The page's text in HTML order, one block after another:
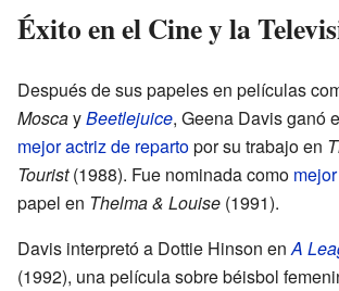
Éxito en el Cine y la
Después de sus papeles en películas
MoscayBeetlejuice, Geena Davis ganó
mejor actriz de repartopor su trabajo en
Tourist(1988). Fue nominada como
papel en Thelma & Louise (1991).
Davis interpretó a Dottie Hinson enA
(1992), una película sobre béisbol